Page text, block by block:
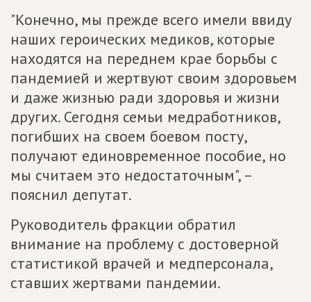
"Конечно, мы прежде всего имели ввиду
наших героических медиков, которые
находятся на переднем крае борьбы с
пандемией и жертвуют своим здоровьем
и даже жизнью ради здоровья и жизни
других. Сегодня семьи медработников,
погибших на своем боевом посту,
получают единовременное пособие, но
мы считаем это недостаточным", –
пояснил депутат.
Руководитель фракции обратил
внимание на проблему с достоверной
статистикой врачей и медперсонала,
ставших жертвами пандемии.